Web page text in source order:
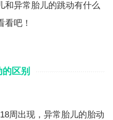
和异常胎儿的跳动有什么
看吧！
区别
周出现，异常胎儿的胎动